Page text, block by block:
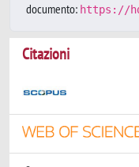
documento: https://
Citazioni